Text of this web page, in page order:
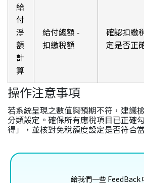
給
付
淨
額
計
算
給付總額 -
扣繳稅額
確認扣繳
定是否正
操作注意事項
若系統呈現之數值與預期不符，建議
分類設定。確保所有應稅項目已正確
得」，並核對免稅額度設定是否符合
給我們一些 FeedBack